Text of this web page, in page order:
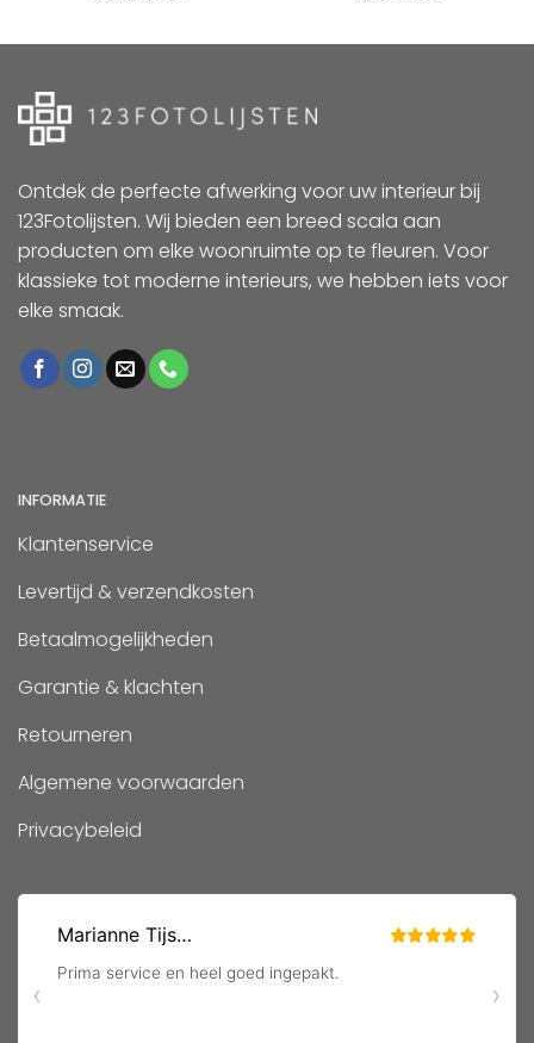
Ontdek de perfecte afwerking voor uw interieur bij
123Fotolijsten. Wij bieden een breed scala aan
producten om elke woonruimte op te fleuren. Voor
klassieke tot moderne interieurs, we hebben iets voor
elke smaak.
INFORMATIE
Klantenservice
Levertijd & verzendkosten
Betaalmogelijkheden
Garantie & klachten
Retourneren
Algemene voorwaarden
Privacybeleid